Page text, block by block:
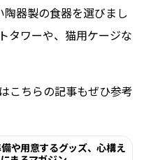
器製の食器を選びまし
タワーや、猫用ケージな
こちらの記事もぜひ参考
や用意するグッズ、心構え